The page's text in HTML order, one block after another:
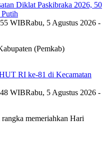
Diklat Paskibraka 2026, 50
WIBRabu, 5 Agustus 2026 -
(Pemkab)
RI ke-81 di Kecamatan
WIBRabu, 5 Agustus 2026 -
memeriahkan Hari